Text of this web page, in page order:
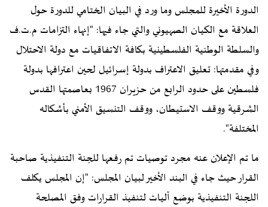
الدورة الأخيرة للمجلس وما ورد في البيان الختامي للدورة حول
العلاقة مع الكيان الصهيوني والتي جاء فيها: "إنهاء التزامات م.ت.ف
والسلطة الوطنية الفلسطينية بكافة الاتفاقيات مع دولة الاحتلال
وفي مقدمتها: تعليق الاعتراف بدولة إسرائيل لحين اعترافها بدولة
فلسطين على حدود الرابع من حزيران 1967 بعاصمتها القدس
الشرقية ووقف الاستيطان، ووقف التنسيق الأمني بأشكاله
المختلفة".
ما تم الإعلان عنه مجرد توصيات تم رفعها للجنة التنفيذية صاحبة
القرار حيث جاء في البند الأخير لبيان المجلس: "إن المجلس يكلف
اللجنة التنفيذية بوضع آليات لتنفيذ القرارات وفق المصلحة